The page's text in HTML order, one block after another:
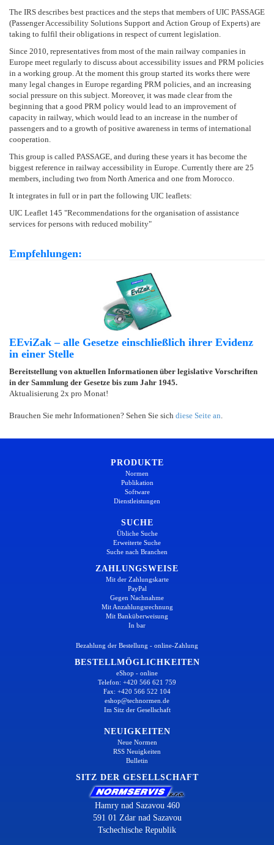
The IRS describes best practices and the steps that members of UIC PASSAGE
(Passenger Accessibility Solutions Support and Action Group of Experts) are
taking to fulfil their obligations in respect of current legislation.
Since 2010, representatives from most of the main railway companies in
Europe meet regularly to discuss about accessibility issues and PRM policies
in a working group. At the moment this group started its works there were
many legal changes in Europe regarding PRM policies, and an increasing
social pressure on this subject. Moreover, it was made clear from the
beginning that a good PRM policy would lead to an improvement of
capacity in railway, which would lead to an increase in the number of
passengers and to a growth of positive awareness in terms of international
cooperation.
This group is called PASSAGE, and during these years it has become the
biggest reference in railway accessibility in Europe. Currently there are 25
members, including two from North America and one from Morocco.
It integrates in full or in part the following UIC leaflets:
UIC Leaflet 145 "Recommendations for the organisation of assistance
services for persons with reduced mobility"
Empfehlungen:
EEviZak – alle Gesetze einschließlich ihrer Evidenz
in einer Stelle
Bereitstellung von aktuellen Informationen über legislative Vorschriften
in der Sammlung der Gesetze bis zum Jahr 1945.
Aktualisierung 2x pro Monat!
Brauchen Sie mehr Informationen? Sehen Sie sich diese Seite an
PRODUKTE
Normen
Publikation
Software
Dienstleistungen
SUCHE
Übliche Suche
Erweiterte Suche
Suche nach Branchen
ZAHLUNGSWEISE
Mit der Zahlungskarte
PayPal
Gegen Nachnahme
Mit Anzahlungsrechnung
Mit Banküberweisung
In bar
Bezahlung der Bestellung - online-Zahlung
BESTELLMÖGLICHKEITEN
eShop - online
Telefon: +420 566 621 759
Fax: +420 566 522 104
eshop@technormen.de
Im Sitz der Gesellschaft
NEUIGKEITEN
Neue Normen
RSS Neuigkeiten
Bulletin
SITZ DER GESELLSCHAFT
Hamry nad Sazavou 460
591 01 Zdar nad Sazavou
Tschechische Republik